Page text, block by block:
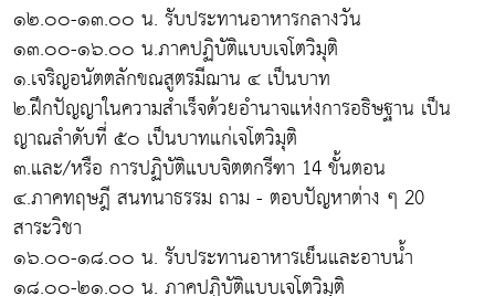
๑๒.๐๐-๑๓.๐๐ น. รับประทานอาหารกลางวัน
๑๓.๐๐-๑๖.๐๐ น.ภาคปฏิบัติแบบเจโตวิมุติ
๑.เจริญอนัตตลักขณสูตรมีฌาน ๔ เป็นบาท
๒.ฝึกปัญญาในความสำเร็จด้วยอำนาจแห่งการอธิษฐาน เป็น
ญาณลำดับที่ ๕๐ เป็นบาทแก่เจโตวิมุติ
๓.และ/หรือ การปฏิบัติแบบจิตตกรีฑา 14 ขั้นตอน
๔.ภาคทฤษฎี สนทนาธรรม ถาม - ตอบปัญหาต่าง ๆ 20
สาระวิชา
๑๖.๐๐-๑๘.๐๐ น. รับประทานอาหารเย็นและอาบน้ำ
๑๘.๐๐-๒๑.๐๐ น. ภาคปฏิบัติแบบเจโตวิมุติ